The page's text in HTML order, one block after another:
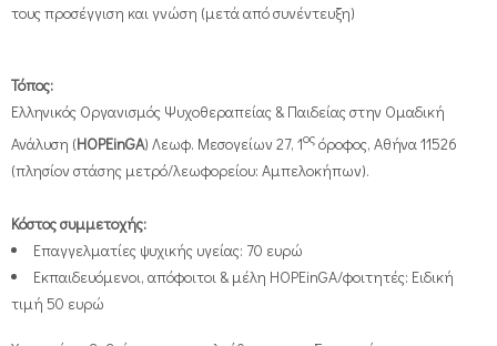
τους προσέγγιση καιγνώση (μετά από συνέντευξη)
Τόπος:
Ελληνικός Οργανισμός Ψυχοθεραπείας & Παιδείας στην Ομαδική
Ανάλυση (HOPEinGA) Λεωφ. Μεσογείων 27, 1ος όροφος, Αθήνα 11526
(πλησίον στάσης μετρό/λεωφορείου: Αμπελοκήπων).
Κόστος συμμετοχής:
Επαγγελματίες ψυχικής υγείας: 70 ευρώ
Εκπαιδευόμενοι, απόφοιτοι & μέλη HOPEinGA/φοιτητές: Ειδική
τιμή 50 ευρώ